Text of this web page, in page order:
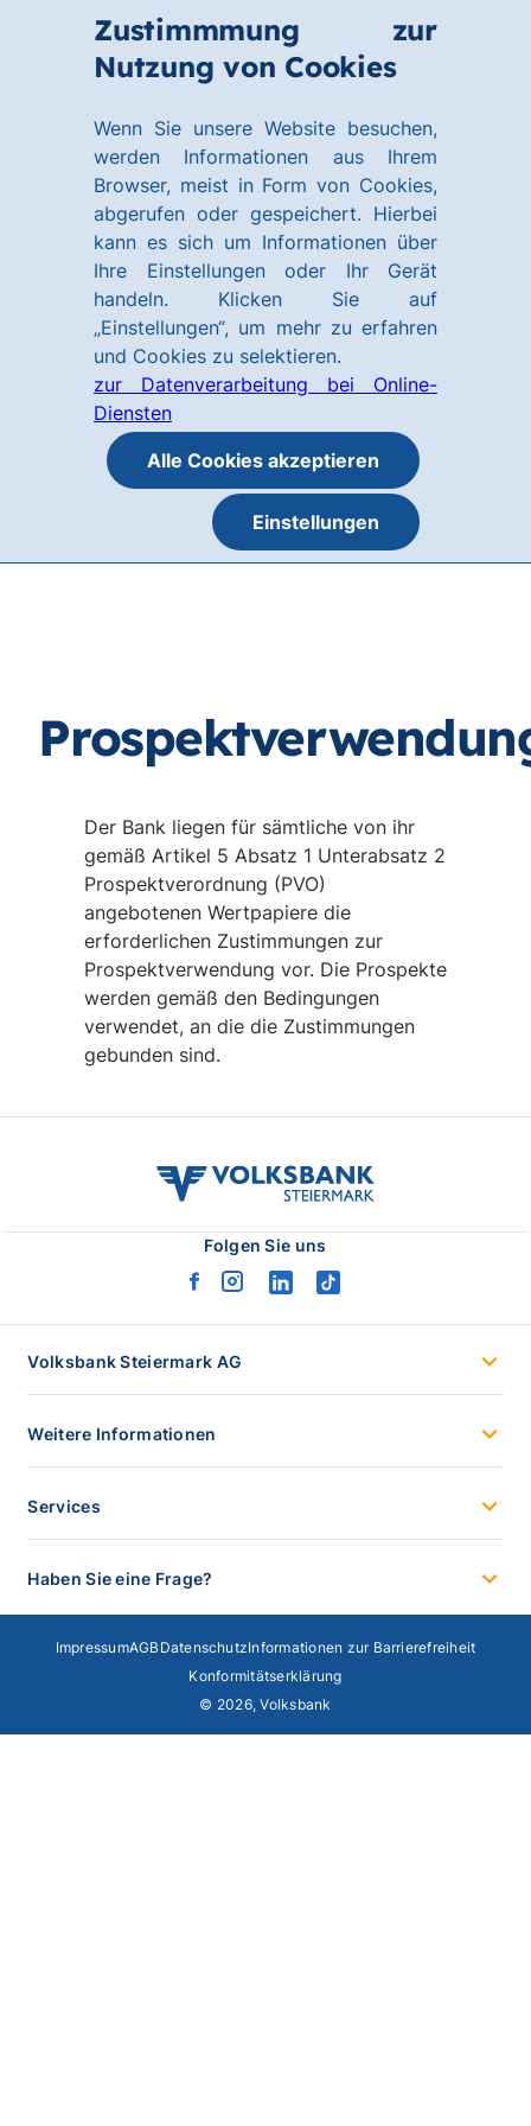
Zustimmmung zur
Nutzung von Cookies
Wenn Sie unsere Website besuchen,
werden Informationen aus Ihrem
Browser, meist in Form von Cookies,
abgerufen oder gespeichert. Hierbei
kann es sich um Informationen über
Ihre Einstellungen oder Ihr Gerät
handeln. Klicken Sie auf
„Einstellungen“, um mehr zu erfahren
und Cookies zu selektieren.
zur Datenverarbeitung bei Online-
Diensten
Alle Cookies akzeptieren
Einstellungen
Hauptinhalt
Der Bank liegen für sämtliche von ihr
gemäß Artikel 5 Absatz 1 Unterabsatz 2
Prospektverordnung (PVO)
angebotenen Wertpapiere die
erforderlichen Zustimmungen zur
Prospektverwendung vor. Die Prospekte
werden gemäß den Bedingungen
verwendet, an die die Zustimmungen
gebunden sind.
volksbank
stmk
Folgen Sie uns
facebook
instagram
linkedintiktok
Volksbank Steiermark AG
Weitere Informationen
Services
Haben Sie eine Frage?
ImpressumAGB DatenschutzInformationen zur Barrierefreiheit
Konformitätserklärung
© 2026, Volksbank